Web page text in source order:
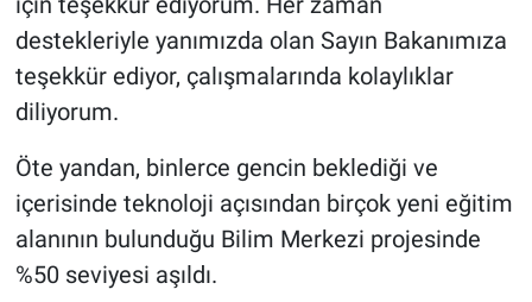
destekleriyle yanımızda olan Sayın Bakanımıza
teşekkür ediyor, çalışmalarında kolaylıklar
diliyorum.
Öte yandan, binlerce gencin beklediği ve
içerisinde teknoloji açısından birçok yeni eğitim
alanının bulunduğu Bilim Merkezi projesinde
%50 seviyesi aşıldı.